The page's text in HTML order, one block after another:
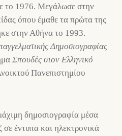
το 1976. Μεγάλωσε στην
όπου έμαθε τα πρώτα της
στην Αθήνα το 1993.
Δημοσιογραφίας
Σπουδές στον Ελληνικό
Πανεπιστημίου
δημοσιογραφία μέσα
έντυπα και ηλεκτρονικά